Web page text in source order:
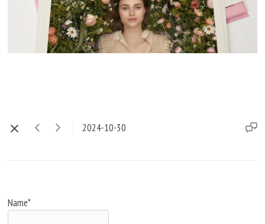
2024-10-30
Name*